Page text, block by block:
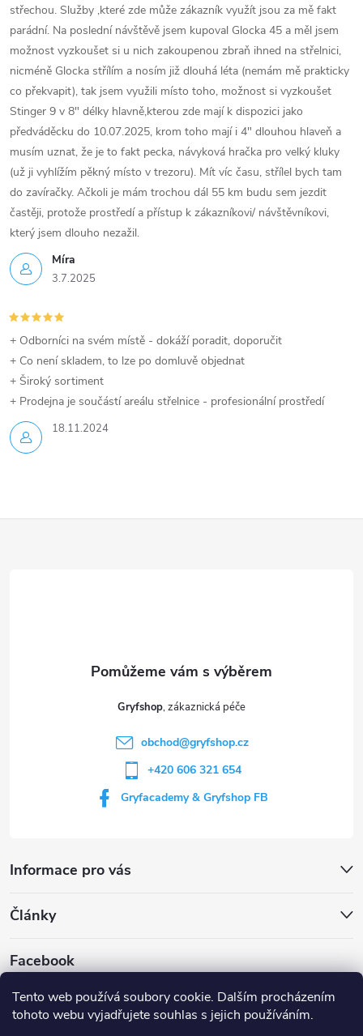
Tento web používá soubory cookie. Dalším procházením
tohoto webu vyjadřujete souhlas s jejich používáním.
Míra
3.7.2025
střechou. Služby ,které zde může zákazník využít jsou za mě fakt
parádní. Na poslední návštěvě jsem kupoval Glocka 45 a měl jsem
možnost vyzkoušet si u nich zakoupenou zbraň ihned na střelnici,
nicméně Glocka střílím a nosím již dlouhá léta (nemám mě prakticky
co překvapit), tak jsem využili místo toho, možnost si vyzkoušet
Stinger 9 v 8" délky hlavně,kterou zde mají k dispozici jako
předváděcku do 10.07.2025, krom toho mají i 4" dlouhou hlaveň a
musím uznat, že je to fakt pecka, návyková hračka pro velký kluky
(už ji vyhlížím pěkný místo v trezoru). Mít víc času, střílel bych tam
do zavíračky. Ačkoli je mám trochou dál 55 km budu sem jezdit
častěji, protože prostředí a přístup k zákazníkovi/ návštěvníkovi,
který jsem dlouho nezažil.
18.11.2024
+ Odborníci na svém místě - dokáží poradit, doporučit
+ Co není skladem, to lze po domluvě objednat
+ Široký sortiment
+ Prodejna je součástí areálu střelnice - profesionální prostředí
Informace pro vás
Gryfshop
obchod@gryfshop.cz
+420 606 321 654
Gryfacademy & Gryfshop FB
Články
Facebook